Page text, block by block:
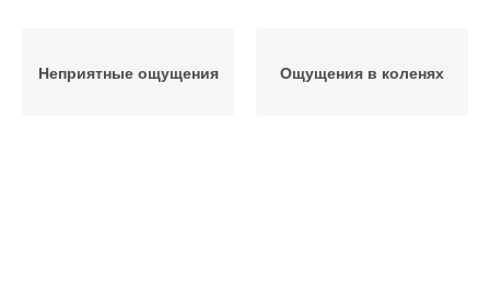
Неприятные ощущения Ощущения в коленях